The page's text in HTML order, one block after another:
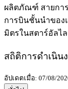
ผลิตภัณฑ์ สายการ
การบินชั้นนำของ
มิตรในสตาร์อัลไ
สถิติการดำเนิน
อัปเดตเมื่อ: 07/08/